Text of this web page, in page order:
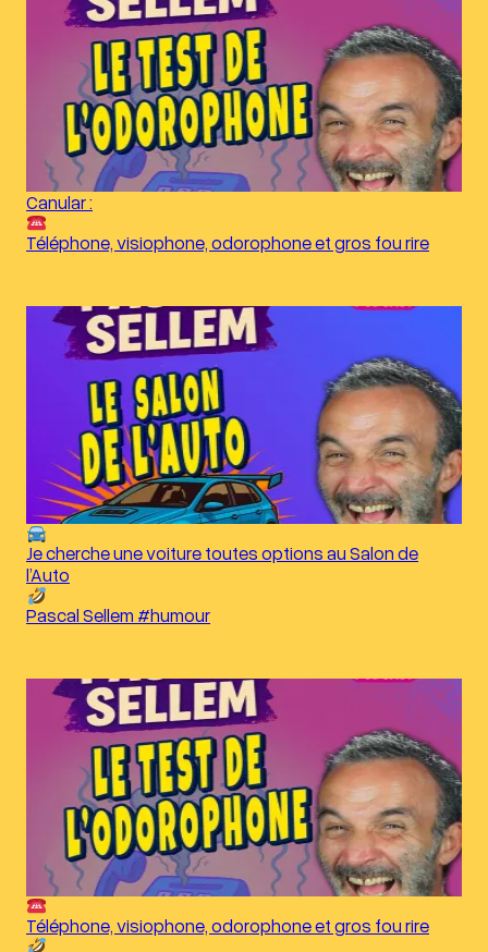
Canular :
Téléphone, visiophone, odorophone et gros fou rire
Je cherche une voiture toutes options au Salon de
l’Auto
Pascal Sellem #humour
Téléphone, visiophone, odorophone et gros fou rire